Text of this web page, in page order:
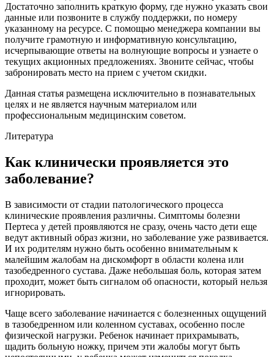
Достаточно заполнить краткую форму, где нужно указать свои
данные или позвоните в службу поддержки, по номеру
указанному на ресурсе. С помощью менеджера компании вы
получите грамотную и информативную консультацию,
исчерпывающие ответы на волнующие вопросы и узнаете о
текущих акционных предложениях. Звоните сейчас, чтобы
забронировать место на прием с учетом скидки.
Данная статья размещена исключительно в познавательных
целях и не является научным материалом или
профессиональным медицинским советом.
Литература
Как клинически проявляется это
заболевание?
В зависимости от стадии патологического процесса
клинические проявления различны. Симптомы болезни
Пертеса у детей проявляются не сразу, очень часто дети еще
ведут активный образ жизни, но заболевание уже развивается.
И их родителям нужно быть особенно внимательным к
малейшим жалобам на дискомфорт в области колена или
тазобедренного сустава. Даже небольшая боль, которая затем
проходит, может быть сигналом об опасности, который нельзя
игнорировать.
Чаще всего заболевание начинается с болезненных ощущений
в тазобедренном или коленном суставах, особенно после
физической нагрузки. Ребенок начинает прихрамывать,
щадить больную ножку, причем эти жалобы могут быть